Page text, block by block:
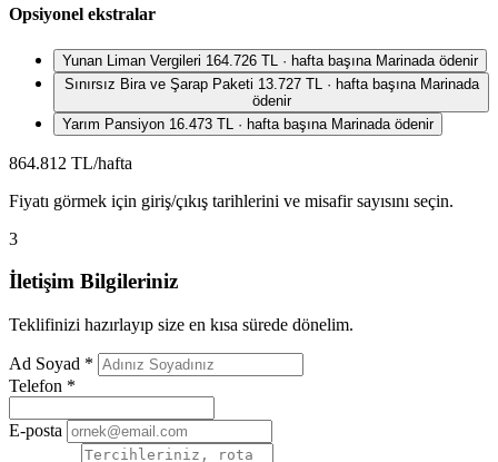
Opsiyonel ekstralar
Yunan Liman Vergileri 164.726 TL · hafta başına Marinada ödenir
Sınırsız Bira ve Şarap Paketi 13.727 TL · hafta başına Marinada
ödenir
Yarım Pansiyon 16.473 TL · hafta başına Marinada ödenir
864.812 TL/hafta
Fiyatı görmek için giriş/çıkış tarihlerini ve misafir sayısını seçin.
3
İletişim Bilgileriniz
Teklifinizi hazırlayıp size en kısa sürede dönelim.
Ad Soyad *
Telefon *
E-posta